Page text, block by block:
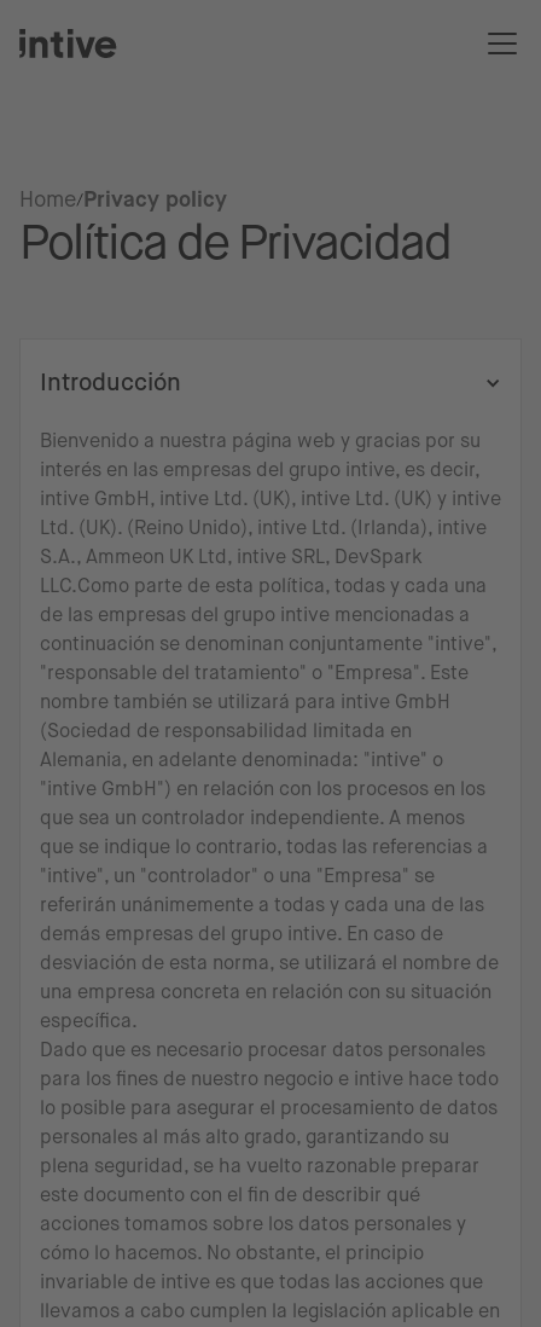
Home Privacy policy
Política de Privacidad
Introducción
Bienvenido a nuestra página web y gracias por su
interés en las empresas del grupo intive, es decir,
intive GmbH, intive Ltd. (UK), intive Ltd. (UK) y intive
Ltd. (UK). (Reino Unido), intive Ltd. (Irlanda), intive
S.A., Ammeon UK Ltd, intive SRL, DevSpark
LLC.Como parte de esta política, todas y cada una
de las empresas del grupo intive mencionadas a
continuación se denominan conjuntamente "intive",
"responsable del tratamiento" o "Empresa". Este
nombre también se utilizará para intive GmbH
(Sociedad de responsabilidad limitada en
Alemania, en adelante denominada: "intive" o
"intive GmbH") en relación con los procesos en los
que sea un controlador independiente. A menos
que se indique lo contrario, todas las referencias a
"intive", un "controlador" o una "Empresa" se
referirán unánimemente a todas y cada una de las
demás empresas del grupo intive. En caso de
desviación de esta norma, se utilizará el nombre de
una empresa concreta en relación con su situación
específica.
Dado que es necesario procesar datos personales
para los fines de nuestro negocio e intive hace todo
lo posible para asegurar el procesamiento de datos
personales al más alto grado, garantizando su
plena seguridad, se ha vuelto razonable preparar
este documento con el fin de describir qué
acciones tomamos sobre los datos personales y
cómo lo hacemos. No obstante, el principio
invariable de intive es que todas las acciones que
llevamos a cabo cumplen la legislación aplicable en